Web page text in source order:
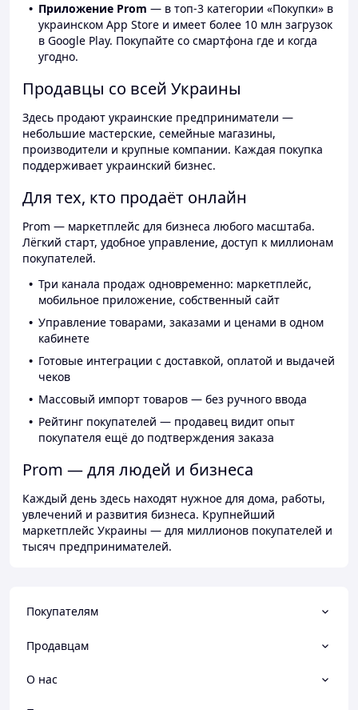
Приложение Prom — в топ-3 категории «Покупки» в
украинском App Store и имеет более 10 млн загрузок
в Google Play. Покупайте со смартфона где и когда
угодно.
Продавцы со всей Украины
Здесь продают украинские предприниматели —
небольшие мастерские, семейные магазины,
производители и крупные компании. Каждая покупка
поддерживает украинский бизнес.
Для тех, кто продаёт онлайн
Prom — маркетплейс для бизнеса любого масштаба.
Лёгкий старт, удобное управление, доступ к миллионам
покупателей.
Три канала продаж одновременно: маркетплейс,
мобильное приложение, собственный сайт
Управление товарами, заказами и ценами в одном
кабинете
Готовые интеграции с доставкой, оплатой и выдачей
чеков
Массовый импорт товаров — без ручного ввода
Рейтинг покупателей — продавец видит опыт
покупателя ещё до подтверждения заказа
Prom — для людей и бизнеса
Каждый день здесь находят нужное для дома, работы,
увлечений и развития бизнеса. Крупнейший
маркетплейс Украины — для миллионов покупателей и
тысяч предпринимателей.
Покупателям
Продавцам
О нас